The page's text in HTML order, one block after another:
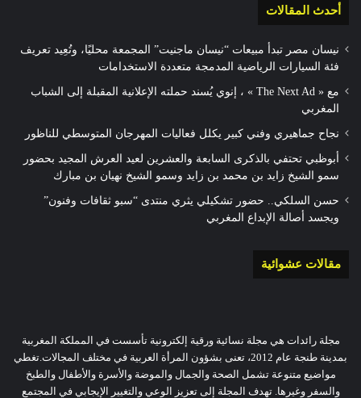
أحدث المقالات
نيسان مصر تبدأ مبيعات “نيسان ماجنيت” المجمعة محليًا، وتُعِيد تعريف
فئة السيارات الرياضية المدمجة متعددة الاستخدامات
مع « The Next Ad » ، إنوي يُسند حملته الإعلانية المقبلة إلى الشباب
المغربي
نجاح جماهيري وفني كبير يكلل فعاليات المهرجان المتوسطي للناظور
أبوظبي تحتفي بالذكرى السابعة والعشرين لعيد العرش المجيد بحضور
سمو الشيخ زايد بن محمد بن زايد وسمو الشيخ نهيان بن مبارك
حسن السلكي.. حضور تشكيلي يثري منتدى “سبو ثقافات وفنون”
ويجسد أصالة الإبداع المغربي
مقالات عشوائية
مجلة رائدات هي مجلة نسائية ورقية إلكترونية تأسست في المملكة المغربية
بمدينة طنجة عام 2012، تعنى بشؤون المرأة العربية في مختلف المجالات.تغطي
مواضيع متنوعة تشمل الصحة والجمال والموضة والأسرة والأطفال والطبخ
والسفر وغيرها. تهدف المجلة إلى تعزيز الوعي والتغيير الإيجابي في المجتمع